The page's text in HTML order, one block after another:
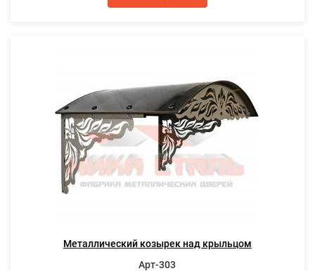
Металлический козырек над крыльцом
Арт-303